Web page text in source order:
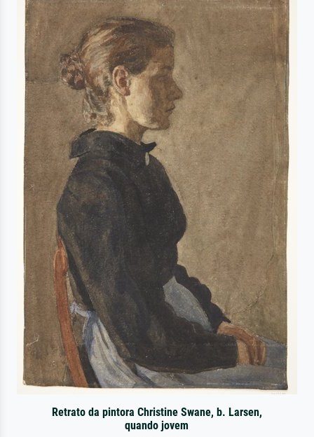
Retrato da pintora Christine Swane, b. Larsen,
quando jovem